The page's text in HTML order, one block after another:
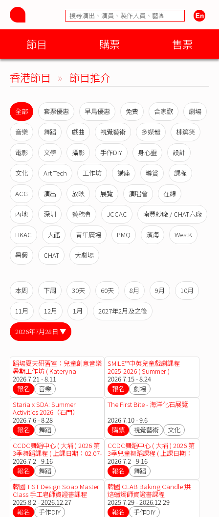
節目 購票 售票
香港節目 » 節目推介
全部 套票優惠 早鳥優惠 免費 合家歡 劇場
音樂 舞蹈 戲曲 視覺藝術 多媒體 棟篤笑
電影 文學 攝影 手作DIY 身心靈 設計
文化 Art Tech 工作坊 講座 導賞 課程
ACG 演出 放映 展覽 演唱會 在線
內地 深圳 藝穗會 JCCAC 南豐紗廠 / CHAT六廠
HKAC 大館 青年廣場 PMQ 濱海 WestK
暑假 CHAT 大劇場
本周 下周 30天 60天 8月 9月 10月
11月 12月 1月 2027年2月及之後
2026年7月28日 ▼
蹈場夏天研習室：兒童創意音樂
暑期工作坊 ( Kateryna
Gavrylova)
2026.7.21 - 8.11
報名
音樂
SMILE™中英兒童戲劇課程
2025-2026 ( Summer )
2026.7.15 - 8.24
報名
劇場
Staria x SDA: Summer
Activities 2026（石門）
2026.7.6 - 8.28
報名
舞蹈
The First Bite - 海洋化石展覽
2026.7.10 - 9.6
購票
視覺藝術
文化
CCDC舞蹈中心 ( 大埔 ) 2026 第
3季舞蹈課程 ( 上課日期：02.07-
16.09.2026 )
2026.7.2 - 9.16
報名
舞蹈
CCDC舞蹈中心 ( 大埔 ) 2026 第
3季兒童舞蹈課程 ( 上課日期：
02.07-16.09.2026 )
2026.7.2 - 9.16
報名
舞蹈
韓國 TIST Design Soap Master
Class 手工皂師資證書課程
2025.8.2 - 2026.12.27
報名
手作DIY
韓國 CLAB Baking Candle 烘
焙蠟燭師資證書課程
2025.7.29 - 2026.12.29
報名
手作DIY